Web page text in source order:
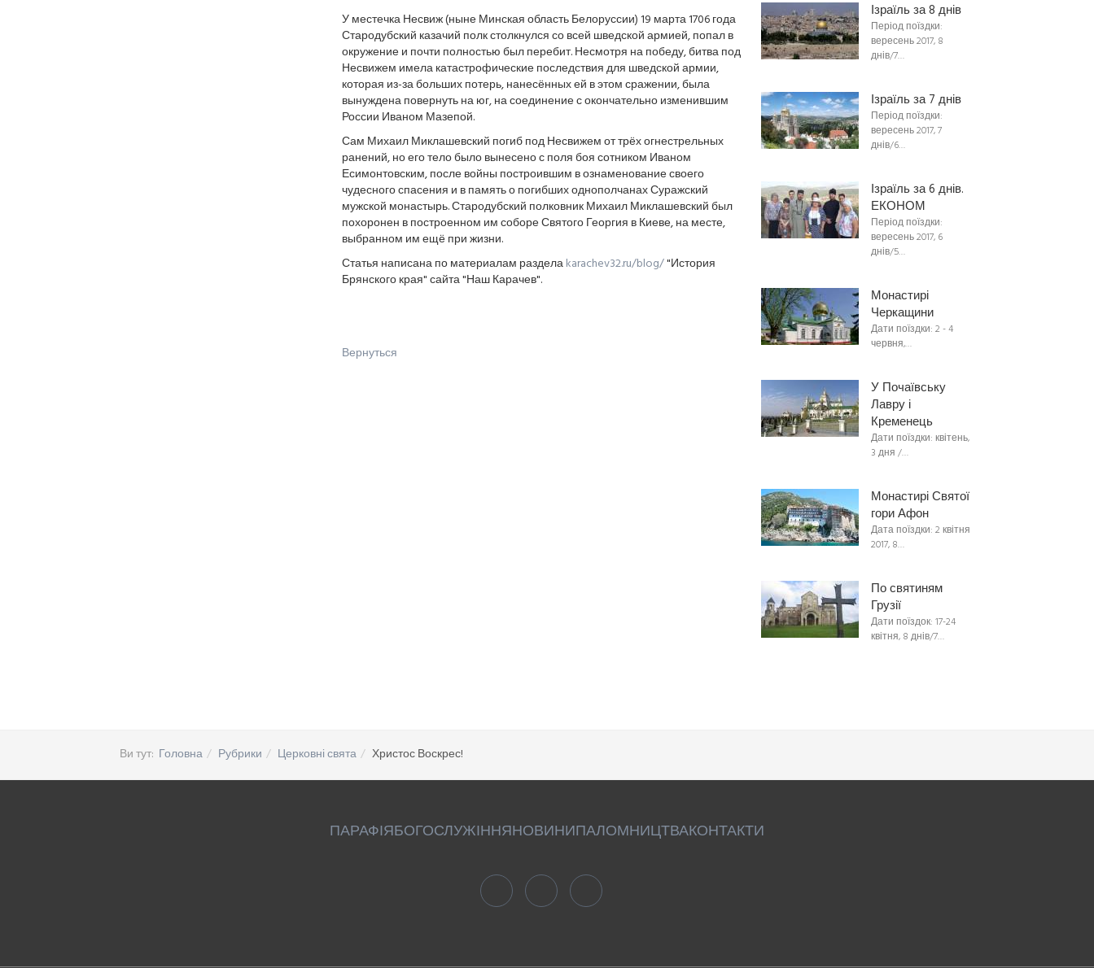
У местечка Несвиж (ныне Минская область Белоруссии) 19 марта 1706 года
Стародубский казачий полк столкнулся со всей шведской армией, попал в
окружение и почти полностью был перебит. Несмотря на победу, битва под
Несвижем имела катастрофические последствия для шведской армии,
которая из-за больших потерь, нанесённых ей в этом сражении, была
вынуждена повернуть на юг, на соединение с окончательно изменившим
России Иваном Мазепой.
Сам Михаил Миклашевский погиб под Несвижем от трёх огнестрельных
ранений, но его тело было вынесено с поля боя сотником Иваном
Есимонтовским, после войны построившим в ознаменование своего
чудесного спасения и в память о погибших однополчанах Суражский
мужской монастырь. Стародубский полковник Михаил Миклашевский был
похоронен в построенном им соборе Святого Георгия в Киеве, на месте,
выбранном им ещё при жизни.
Статья написана по материалам разделаkarachev32.ru/blog/"История
Брянского края" сайта "Наш Карачев".
Вернуться
Ізраїль за 8 днів
Період поїздки:
вересень 2017, 8
днів/7…
Ізраїль за 7 днів
Період поїздки:
вересень 2017, 7
днів/6…
Ізраїль за 6 днів.
ЕКОНОМ
Період поїздки:
вересень 2017, 6
днів/5…
Монастирі
Черкащини
Дати поїздки: 2 - 4
червня,…
У Почаївську
Лавру і
Кременець
Дати поїздки: квітень,
3 дня /…
Монастирі Святої
гори Афон
Дата поїздки: 2 квітня
2017, 8…
По святиням
Грузії
Дати поїздок: 17-24
квітня, 8 днів/7…
Ви тут: Головна Рубрики Церковні свята Христос Воскрес!
ПАРАФІЯБОГОСЛУЖІННЯНОВИНИПАЛОМНИЦТВАКОНТАКТИ